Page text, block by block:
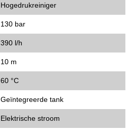
Hogedrukreiniger
130 bar
390 l/h
10 m
60 °C
Geïntegreerde tank
Elektrische stroom